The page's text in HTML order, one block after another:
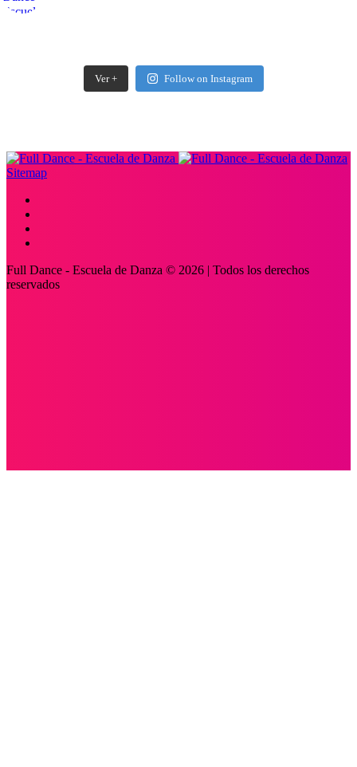
Sep 7
Ver + Follow on Instagram
Sitemap
Full Dance - Escuela de Danza © 2026 | Todos los derechos
reservados